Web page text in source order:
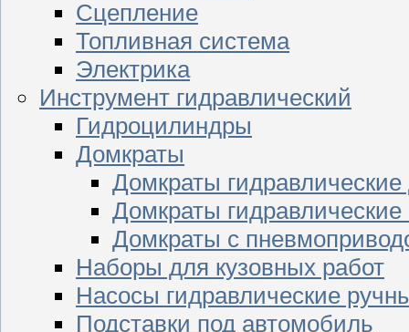
Сцепление
Топливная система
Электрика
Инструмент гидравлический
Гидроцилиндры
Домкраты
Домкраты
Домкраты гидравлические
Домкраты с
Наборы для кузовных работ
Насосы гидравлические
Подставки под автомобиль